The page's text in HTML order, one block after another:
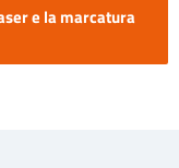
e la marcatura